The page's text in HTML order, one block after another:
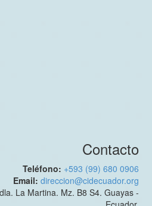
Contacto
Teléfono: +593 (99) 680 0906
Email:direccion@cidecuador.org
La Martina. Mz. B8 S4. Guayas -